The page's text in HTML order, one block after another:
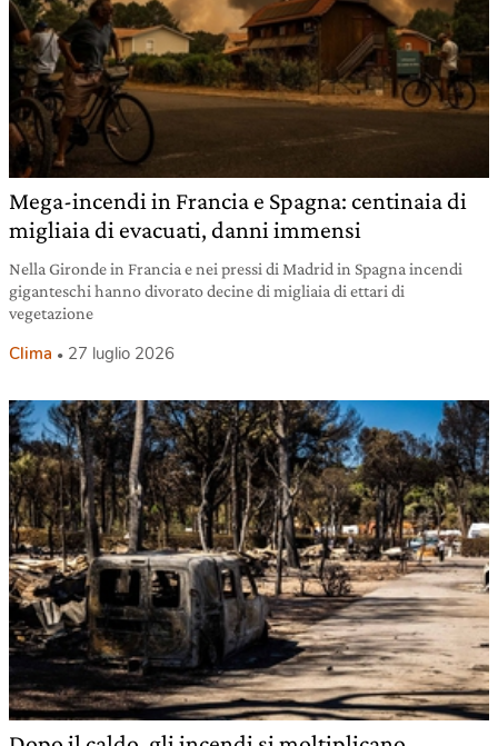
Mega-incendi in Francia e Spagna: centinaia di
migliaia di evacuati, danni immensi
Nella Gironde in Francia e nei pressi di Madrid in Spagna incendi
giganteschi hanno divorato decine di migliaia di ettari di
vegetazione
Clima 27 luglio 2026